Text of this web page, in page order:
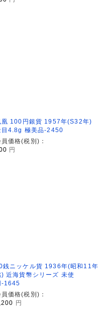
凰 100円銀貨 1957年(S32年)
目4.8g 極美品-2450
員価格(税別)：
円
銭ニッケル貨 1936年(昭和11年
) 近海貨幣シリーズ 未使
-1645
員価格(税別)：
円